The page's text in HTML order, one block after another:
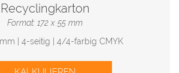
Recyclingkarton
Format: 172 x 55 mm
mm | 4-seitig | 4/4-farbig CMYK